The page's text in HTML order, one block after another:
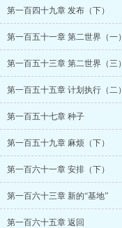
第一百四十九章 发布（下）
第一百五十一章 第二世界（一）
第一百五十三章 第二世界（三）
第一百五十五章 计划执行（二）
第一百五十七章 种子
第一百五十九章 麻烦（下）
第一百六十一章 安排（下）
第一百六十三章 新的“基地”
第一百六十五章 返回